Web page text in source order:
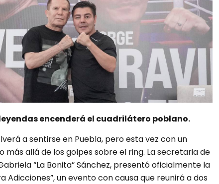
encenderá el cuadrilátero poblano.
a sentirse en Puebla, pero esta vez con un
más allá de los golpes sobre el ring. La secretaria de
“La Bonita” Sánchez, presentó oficialmente la
Adicciones”, un evento con causa que reunirá a dos